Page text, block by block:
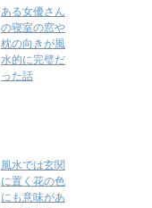
ある女優さん
の寝室の窓や
枕の向きが風
水的に完璧だ
った話
風水では玄関
に置く花の色
にも意味があ